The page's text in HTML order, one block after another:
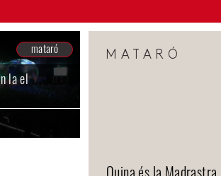
mataró
la el
MATARÓ
Quina és la Madrastra